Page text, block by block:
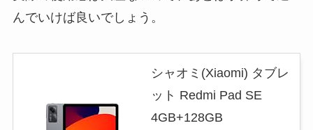
んでいけば良いでしょう。
シャオミ(Xiaomi) タブレ
ット Redmi Pad SE
4GB+128GB